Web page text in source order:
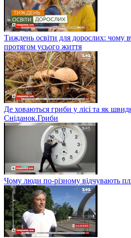
Тиждень освіти для дорослих: чому
протягом усього життя
Де ховаються гриби у лісі та як
Сніданок.Гриби
Чому люди по-різному відчувають